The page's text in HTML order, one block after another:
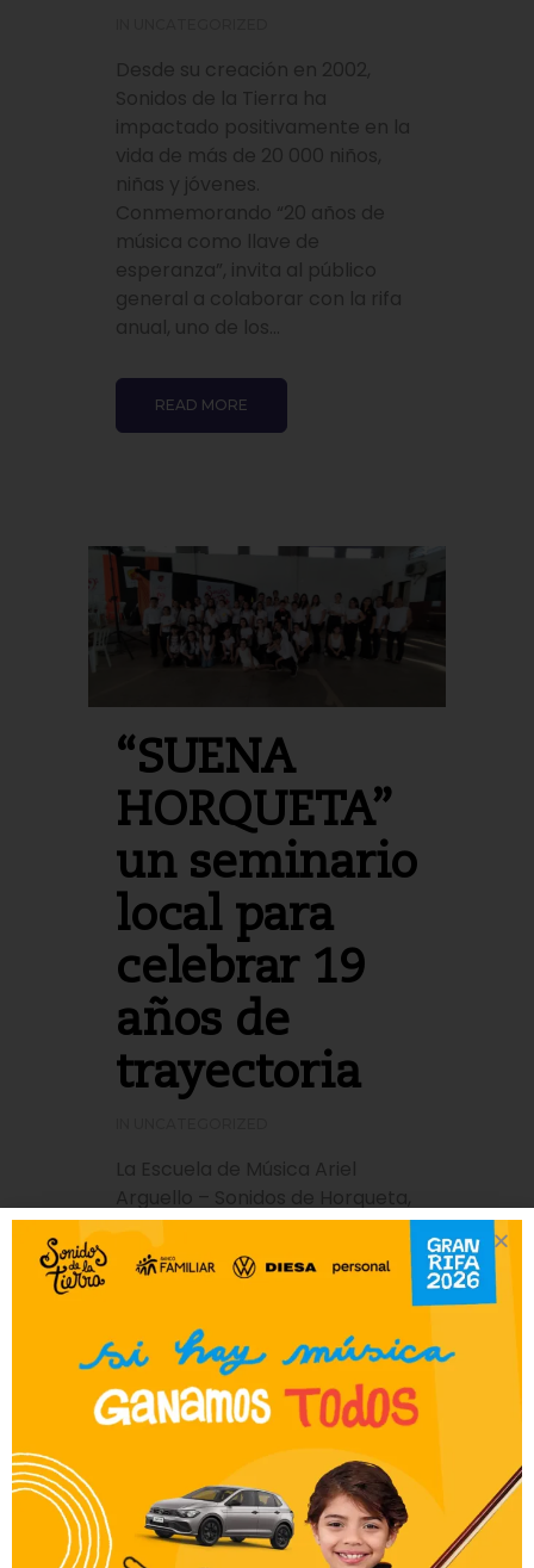
Desde su creación en 2002,
Sonidos de la Tierra ha
impactado positivamente en la
vida de más de 20 000 niños,
niñas y jóvenes.
Conmemorando “20 años de
música como llave de
esperanza”, invita al público
general a colaborar con la rifa
anual, uno de los...
READ MORE
“SUENA
HORQUETA”
un seminario
local para
celebrar 19
años de
trayectoria
La Escuela de Música Ariel
Arguello – Sonidos de Horqueta,
realizó el pasado fin de semana,
un seminario local para
celebrar su 19° aniversario, bajo
logrando reunir a más de 70
músicos de Concepción, Belén y
Tacuatí, además de los
anfitriones. Padres...
READ MORE